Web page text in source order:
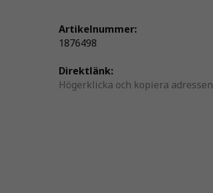
Artikelnummer:
1876498
Direktlänk:
Högerklicka och kopiera adressen